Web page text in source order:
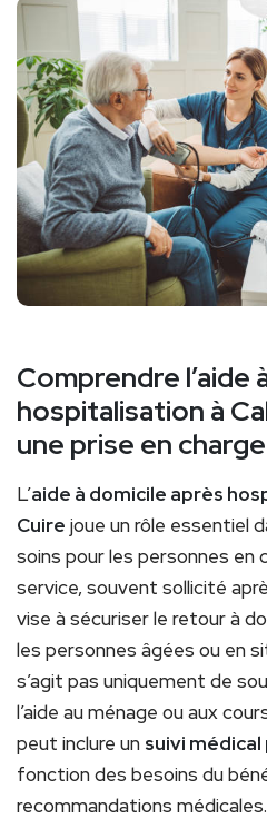
Comprendre l’aide
hospitalisation à
une prise en
L’aide à domicile après
Cuire joue un rôle essentiel
soins pour les personnes en
service, souvent sollicité
vise à sécuriser le retour à
les personnes âgées ou en
s’agit pas uniquement de
l’aide au ménage ou aux
peut inclure un suivi
fonction des besoins du
recommandations médicales.